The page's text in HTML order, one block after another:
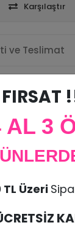
Karşılaştır
ve Teslimat
zarar görmesi
FIRSAT
AL 3
TL Üzeri